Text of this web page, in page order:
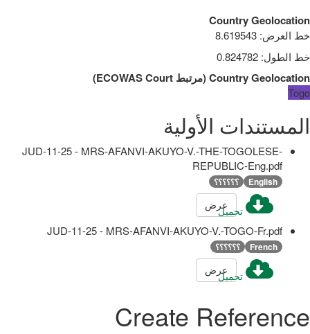
Country Geolocation
خط العرض:
8.619543
خط الطول:
0.824782
Country Geolocation
(مرتبط ECOWAS Court
)
Togo
المستندات الأولية
JUD-11-25 - MRS-AFANVI-AKUYO-V.-THE-TOGOLESE-
REPUBLIC-Eng.pdf
English ؟؟؟؟؟؟
تحميلعرض
JUD-11-25 - MRS-AFANVI-AKUYO-V.-TOGO-Fr.pdf
French ؟؟؟؟؟؟
تحميلعرض
Create Reference